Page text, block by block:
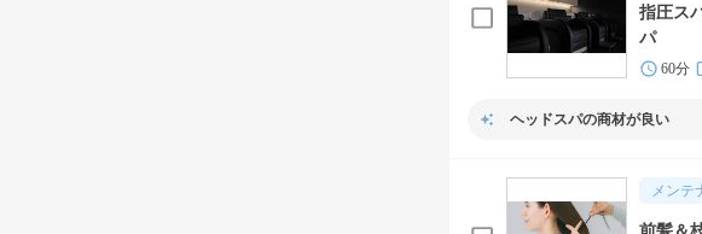
指圧ス
パ
60分
ヘッドスパの商材が良い
メンテ